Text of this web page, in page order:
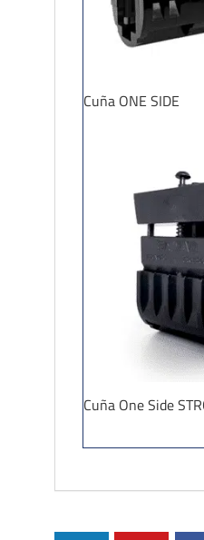
Cuña ONE SIDE
Cuña One Side